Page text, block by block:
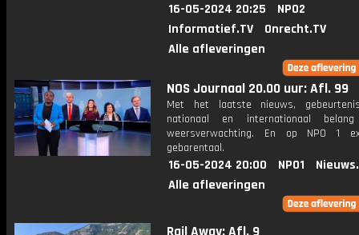
16-05-2024 20:25
NPO2
Informatief.TV
Onrecht.TV
Alle afleveringen
NOS Journaal 20.00 uur: Afl. 99
Met het laatste nieuws,
nationaal en internationaal
weersverwachting. En op NPO 1
gebarentaal.
16-05-2024 20:00 NPO1
Alle afleveringen